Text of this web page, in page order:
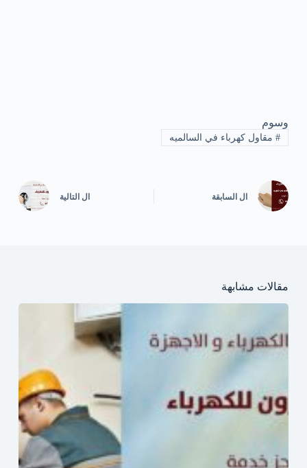
وسوم
#مقاول كهرباء في السالميه
ال السابقة ال التالية
مقالات مشابهة